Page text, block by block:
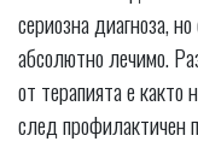
сериозна диагноза,
абсолютно лечимо.
от терапията е както
след профилактичен